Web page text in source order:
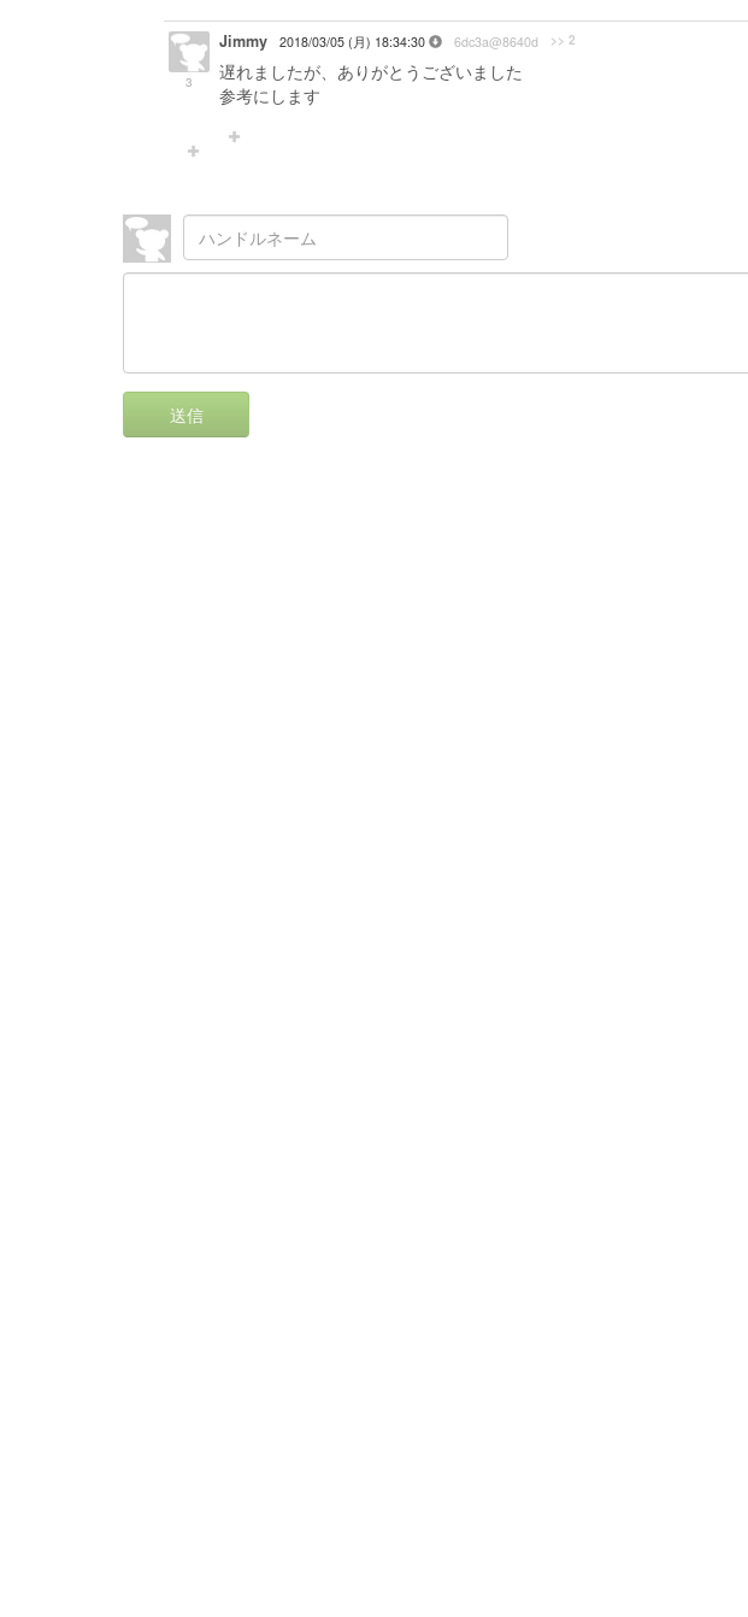
3
Jimmy 2018/03/05 (月) 18:34:30 6dc3a@8640d >> 2
遅れましたが、ありがとうございました
参考にします
送信